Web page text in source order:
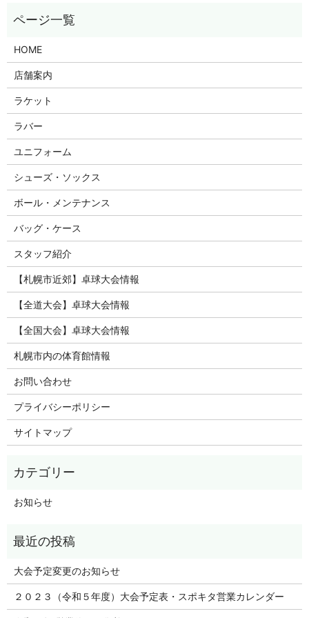
HOME
店舗案内
ラケット
ラバー
ユニフォーム
シューズ・ソックス
ボール・メンテナンス
バッグ・ケース
スタッフ紹介
【札幌市近郊】卓球大会情報
【全道大会】卓球大会情報
【全国大会】卓球大会情報
札幌市内の体育館情報
お問い合わせ
プライバシーポリシー
サイトマップ
お知らせ
大会予定変更のお知らせ
２０２３（令和５年度）大会予定表・スポキタ営業カレンダー